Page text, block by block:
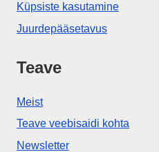
Küpsiste kasutamine
Juurdepääsetavus
Teave
Meist
Teave veebisaidi kohta
Newsletter